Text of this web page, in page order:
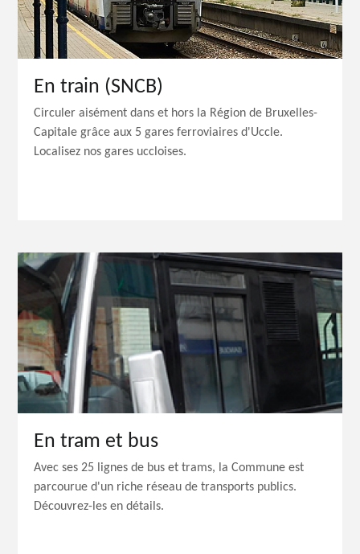
En train (SNCB)
Circuler aisément dans et hors la Région de Bruxelles-
Capitale grâce aux 5 gares ferroviaires d'Uccle.
Localisez nos gares uccloises.
En tram et bus
Avec ses 25 lignes de bus et trams, la Commune est
parcourue d'un riche réseau de transports publics.
Découvrez-les en détails.